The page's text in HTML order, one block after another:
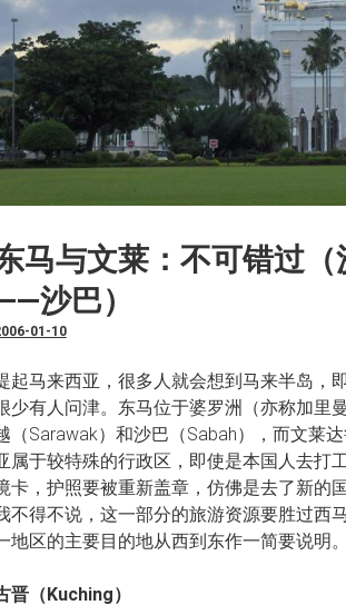
马与文莱：不可错过
沙巴）
01-10
起马来西亚，很多人就会想到马来半岛，
少有人问津。东马位于婆罗洲（亦称加里
（Sarawak）和沙巴（Sabah），而文莱
属于较特殊的行政区，即使是本国人去打
卡，护照要被重新盖章，仿佛是去了新的
不得不说，这一部分的旅游资源要胜过西
地区的主要目的地从西到东作一简要说明
晋（Kuching）